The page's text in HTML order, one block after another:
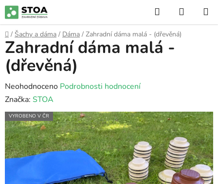
Přejít
na
obsah
Hledat
KOŠÍK
Domů
/ Šachy a dáma / Dáma / Zahradní dáma malá - (dřevěná)
Zahradní dáma malá -
(dřevěná)
Průměrné
hodnocení
produktu
je
0,0
z
hvězdiček.
Neohodnoceno Podrobnosti hodnocení
Značka: STOA
VYROBENO V ČR